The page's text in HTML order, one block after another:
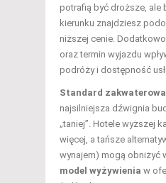
potrafią być droższe, ale
kierunku znajdziesz
niższej cenie.
oraz termin wyjazdu
podróży i dostępność
Standard
najsilniejsza dźwignia
„taniej”. Hotele wyższej
więcej, a tańsze
wynajem) mogą obniżyć
model wyżywienia w